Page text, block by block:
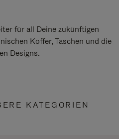
für all Deine zukünftigen
Koffer, Taschen und die
Designs.
KATEGORIEN